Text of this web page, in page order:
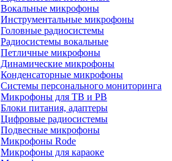
Вокальные микрофоны
Инструментальные микрофоны
Головные радиосистемы
Радиосистемы вокальные
Петличные микрофоны
Динамические микрофоны
Конденсаторные микрофоны
Системы персонального мониторинга
Микрофоны для ТВ и РВ
Блоки питания, адаптеры
Цифровые радиосистемы
Подвесные микрофоны
Микрофоны Rode
Микрофоны для караоке